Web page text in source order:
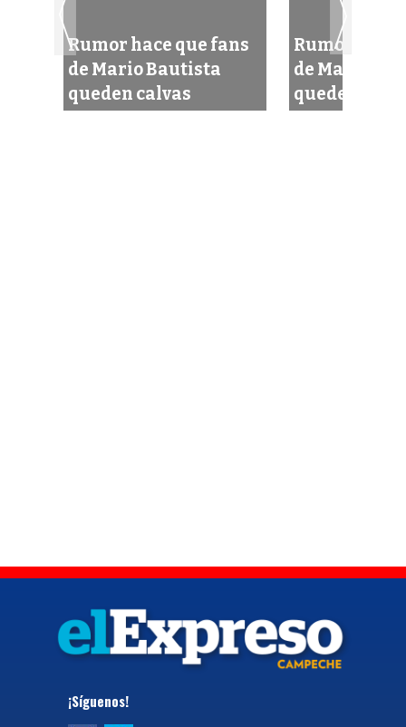
Rumor hace que fans
de Mario Bautista
queden calvas
Rumor hace
de Mario
queden
¡Síguenos!